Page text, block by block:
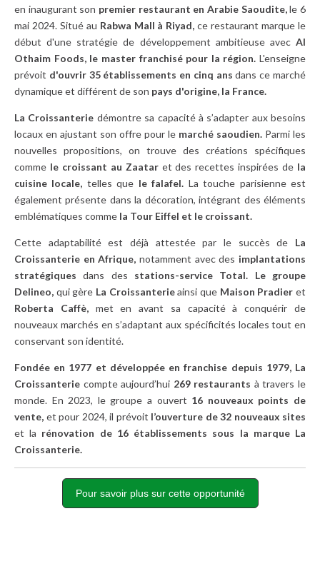
en inaugurant son premier restaurant en Arabie Saoudite,le 6
mai 2024. Situé au Rabwa Mall à Riyad, ce restaurant marque le
début d'une stratégie de développement ambitieuse avec Al
Othaim Foods, le master franchisé pour la région. L'enseigne
prévoit d'ouvrir 35 établissements en cinq ans dans ce marché
dynamique et différent de son pays d'origine, la France.
La Croissanterie démontre sa capacité à s’adapter aux besoins
locaux en ajustant son offre pour le marché saoudien. Parmi les
nouvelles propositions, on trouve des créations spécifiques
comme le croissant au Zaataret des recettes inspirées de la
cuisine locale, telles que le falafel. La touche parisienne est
également présente dans la décoration, intégrant des éléments
emblématiques comme la Tour Eiffel et le croissant.
Cette adaptabilité est déjà attestée par le succès de La
Croissanterie en Afrique, notamment avec des implantations
stratégiques dans des stations-service Total.
Le groupe
Delineo, qui gère La Croissanterieainsi que Maison Pradier et
Roberta
Caffè,met en avant sa capacité à conquérir de
nouveaux marchés en s’adaptant aux spécificités locales tout en
conservant son identité.
Fondée en 1977 et développée en franchise depuis 1979, La
Croissanterie compte aujourd’hui 269 restaurants à travers le
monde. En 2023, le groupe a ouvert 16 nouveaux points de
vente, et pour 2024, il prévoit l’ouverture de 32 nouveaux sites
et la rénovation de 16 établissements sous la marque La
Croissanterie.
Pour savoir plus sur cette opportunité